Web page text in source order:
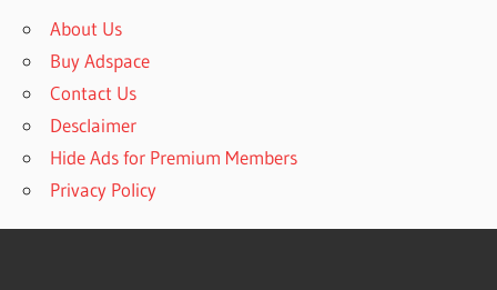
About Us
Buy Adspace
Contact Us
Desclaimer
Hide Ads for Premium Members
Privacy Policy